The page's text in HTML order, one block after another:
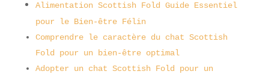
Alimentation Scottish Fold Guide Essentiel
pour le Bien-être Félin
Comprendre le caractère du chat Scottish
Fold pour un bien-être optimal
Adopter un chat Scottish Fold pour un